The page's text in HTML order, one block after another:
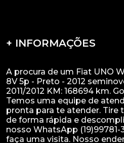
+ INFORMAÇÕES
A procura de um Fiat UNO
8V 5p - Preto - 2012
2011/2012 KM: 168694 km.
Temos uma equipe de
pronta para te atender. Tire
de forma rápida e
nosso WhatsApp (19)99781-
faça uma visita. Nosso